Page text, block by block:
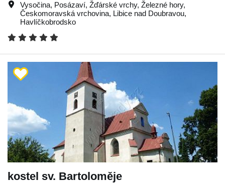
Vysočina, Posázaví, Žďárské vrchy, Železné hory,
Českomoravská vrchovina, Libice nad Doubravou,
Havlíčkobrodsko
kostel sv. Bartoloměje